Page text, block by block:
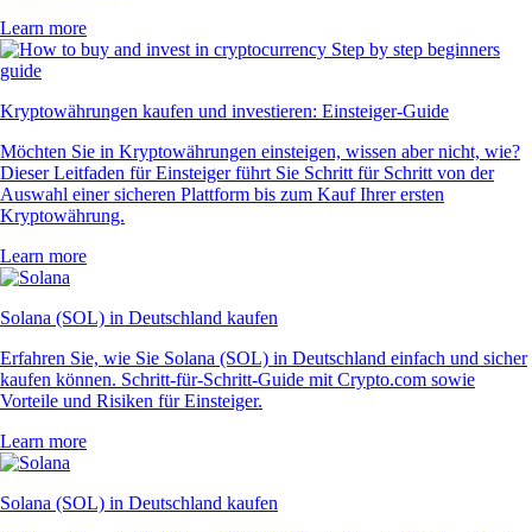
Learn more
Kryptowährungen kaufen und investieren: Einsteiger-Guide
Möchten Sie in Kryptowährungen einsteigen, wissen aber nicht, wie?
Dieser Leitfaden für Einsteiger führt Sie Schritt für Schritt von der
Auswahl einer sicheren Plattform bis zum Kauf Ihrer ersten
Kryptowährung.
Learn more
Solana (SOL) in Deutschland kaufen
Erfahren Sie, wie Sie Solana (SOL) in Deutschland einfach und sicher
kaufen können. Schritt-für-Schritt-Guide mit Crypto.com sowie
Vorteile und Risiken für Einsteiger.
Learn more
Solana (SOL) in Deutschland kaufen